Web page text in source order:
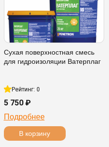
Сухая поверхностная смесь
для гидроизоляции Ватерплаг
Рейтинг: 0
5 750 ₽
Подробнее
В корзину